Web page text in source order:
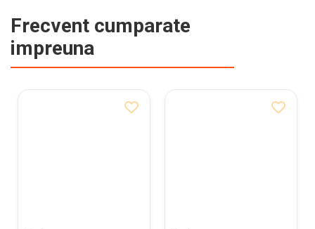
Frecvent cumparate
impreuna